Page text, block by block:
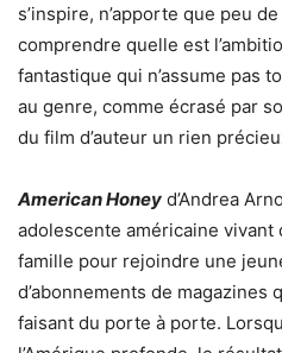
s’inspire, n’apporte que peu
comprendre quelle est
fantastique qui n’assume pas
au genre, comme écrasé par
du film d’auteur un rien
American Honey d’Andrea
adolescente américaine
famille pour rejoindre une
d’abonnements de
faisant du porte à porte.